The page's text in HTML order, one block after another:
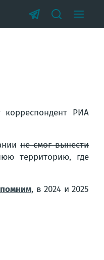
РИА
не смог вынести
территорию, где
, в 2024 и 2025